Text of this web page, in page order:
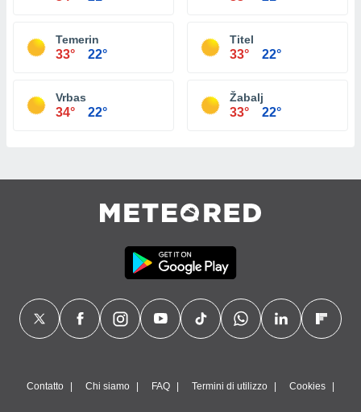
Temerin
33° 22°
Titel
33° 22°
Vrbas
34° 22°
Žabalj
33° 22°
Contatto Chi siamo FAQ Termini di utilizzo Cookies